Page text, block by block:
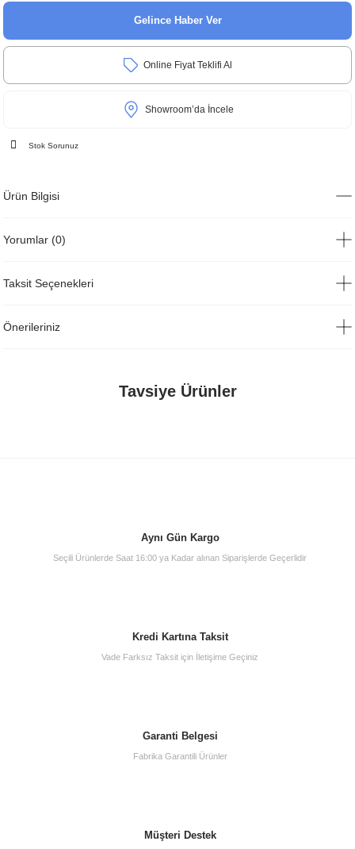
Gelince Haber Ver
Online Fiyat Teklifi Al
Showroom’da İncele
Stok Sorunuz
Ürün Bilgisi
Yorumlar (0)
Taksit Seçenekleri
Önerileriniz
Tavsiye Ürünler
Aynı Gün Kargo
Seçili Ürünlerde Saat 16:00 ya Kadar alınan Siparişlerde Geçerlidir
Kredi Kartına Taksit
Vade Farksız Taksit için İletişime Geçiniz
Garanti Belgesi
Fabrika Garantili Ürünler
Müşteri Destek